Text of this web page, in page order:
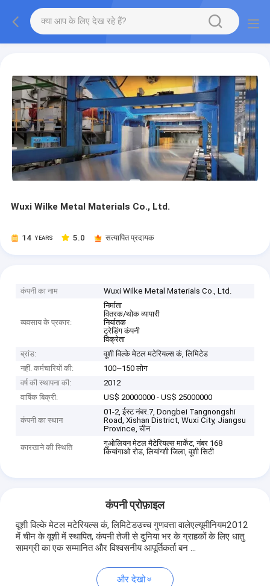
Wuxi Wilke Metal Materials Co., Ltd.
14 YEARS 5.0 सत्यापित प्रदायक
कंपनी का नाम Wuxi Wilke Metal Materials Co., Ltd.
व्यवसाय के प्रकार:
निर्माता
वितरक/थोक व्यापारी
निर्यातक
ट्रेडिंग कंपनी
विक्रेता
ब्रांड:
वूशी विल्के मेटल मटेरियल्स कं, लिमिटेड
नहीं. कर्मचारियों की:
100~150 लोग
वर्ष की स्थापना की:
2012
वार्षिक बिक्री:
US$ 20000000 - US$ 25000000
कंपनी का स्थान
01-2, ईस्ट नंबर.7, Dongbei Tangnongshi
Road, Xishan District, Wuxi City, Jiangsu
Province, चीन
कारखाने की स्थिति
गुओलियन मेटल मैटेरियल्स मार्केट, नंबर 168
कियांगाओ रोड, लियांग्शी जिला, वूशी सिटी
कंपनी प्रोफ़ाइल
वूशी विल्के मेटल मटेरियल्स कं, लिमिटेडउच्च गुणवत्ता वालेएल्यूमीनियम2012
में चीन के वूशी में स्थापित, कंपनी तेजी से दुनिया भर के ग्राहकों के लिए धातु
सामग्री का एक सम्मानित और विश्वसनीय आपूर्तिकर्ता बन ...
और देखो